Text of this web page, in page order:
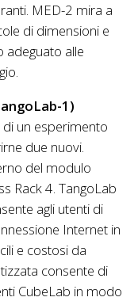
MED-2 mira a
di dimensioni e
alle
1)
di un esperimento
due nuovi.
del modulo
Rack 4. TangoLab
agli utenti di
Internet in
e costosi da
consente di
CubeLab in modo